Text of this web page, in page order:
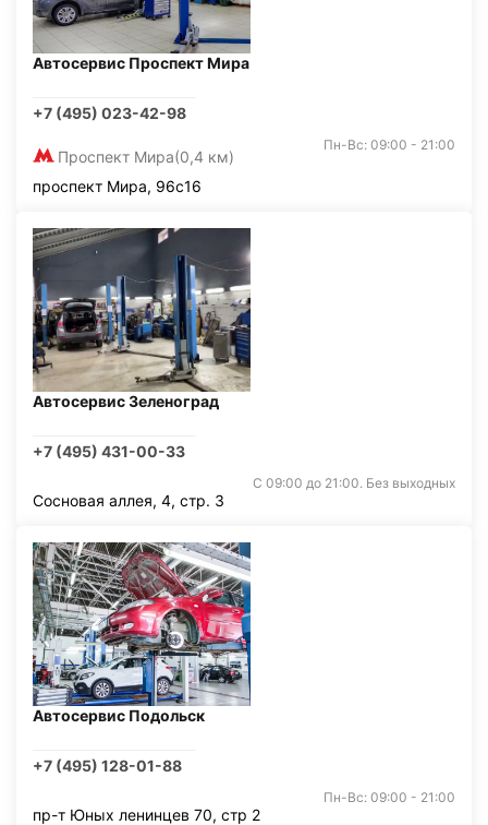
Автосервис Проспект Мира
+7 (495) 023-42-98
Проспект Мира(0,4 км)
Пн-Вс: 09:00 - 21:00
проспект Мира, 96с16
Автосервис Зеленоград
+7 (495) 431-00-33
С 09:00 до 21:00. Без выходных
Сосновая аллея, 4, стр. 3
Автосервис Подольск
+7 (495) 128-01-88
Пн-Вс: 09:00 - 21:00
пр-т Юных ленинцев 70, стр 2